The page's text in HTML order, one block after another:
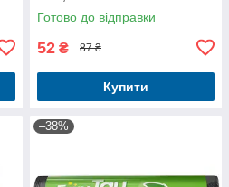
Готово до відправки
52 ₴ 87 ₴
Купити
–38%